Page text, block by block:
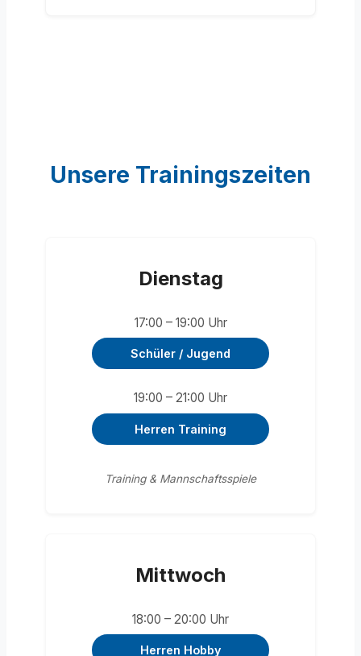
Unsere Trainingszeiten
Dienstag
17:00 – 19:00 Uhr
Schüler / Jugend
19:00 – 21:00 Uhr
Herren Training
Training & Mannschaftsspiele
Mittwoch
18:00 – 20:00 Uhr
Herren Hobby